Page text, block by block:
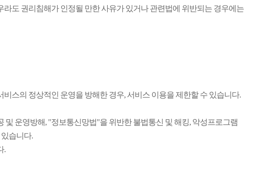
도 권리침해가 인정될 만한 사유가 있거나 관련법에 위반되는 경우에는
스의 정상적인 운영을 방해한 경우, 서비스 이용을 제한할 수 있습니다.
운영방해, "정보통신망법"을 위반한 불법통신 및 해킹, 악성프로그램
습니다.
.